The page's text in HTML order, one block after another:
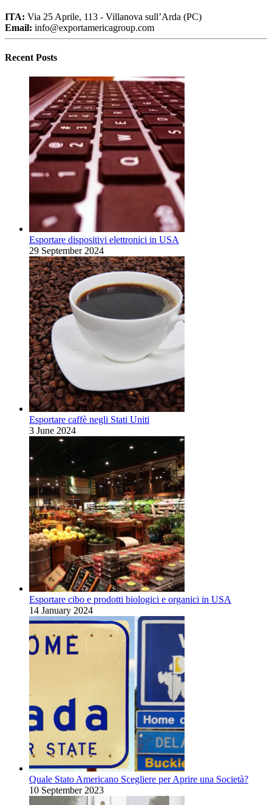
ITA: Via 25 Aprile, 113 - Villanova sull’Arda (PC)
Email: info@exportamericagroup.com
Recent Posts
Esportare dispositivi elettronici in USA
29 September 2024
Esportare caffè negli Stati Uniti
3 June 2024
Esportare cibo e prodotti biologici e organici in USA
14 January 2024
Quale Stato Americano Scegliere per Aprire una Società?
10 September 2023